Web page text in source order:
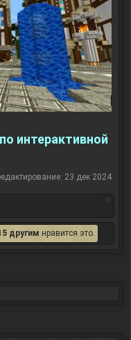
интерактивной
23 дек 2024
другим нравится это.